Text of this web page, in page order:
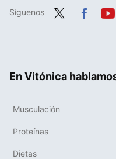
Síguenos
En Vitónica
Musculación
Proteínas
Dietas